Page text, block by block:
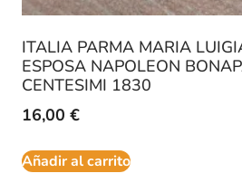
ITALIA PARMA MARIA
ESPOSA NAPOLEON
CENTESIMI 1830
16,00 €
Añadir al carrito